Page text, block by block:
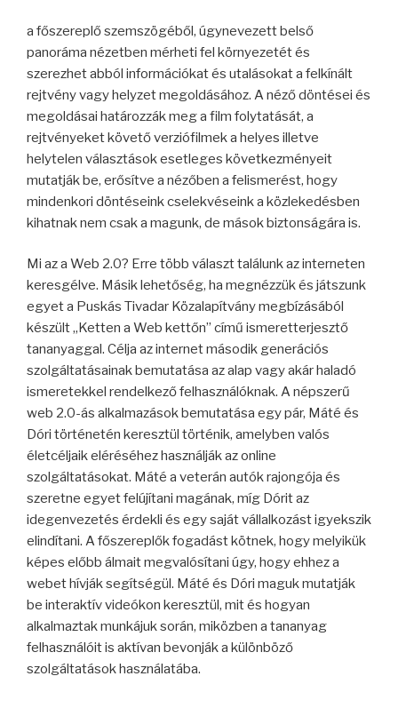
a főszereplő szemszögéből, úgynevezett belső
panoráma nézetben mérheti fel környezetét és
szerezhet abból információkat és utalásokat a felkínált
rejtvény vagy helyzet megoldásához. A néző döntései és
megoldásai határozzák meg a film folytatását, a
rejtvényeket követő verziófilmek a helyes illetve
helytelen választások esetleges következményeit
mutatják be, erősítve a nézőben a felismerést, hogy
mindenkori döntéseink cselekvéseink a közlekedésben
kihatnak nem csak a magunk, de mások biztonságára is.
Mi az a Web 2.0? Erre több választ találunk az interneten
keresgélve. Másik lehetőség, ha megnézzük és játszunk
egyet a Puskás Tivadar Közalapítvány megbízásából
készült „Ketten a Web kettőn” című ismeretterjesztő
tananyaggal. Célja az internet második generációs
szolgáltatásainak bemutatása az alap vagy akár haladó
ismeretekkel rendelkező felhasználóknak. A népszerű
web 2.0-ás alkalmazások bemutatása egy pár, Máté és
Dóri történetén keresztül történik, amelyben valós
életcéljaik eléréséhez használják az online
szolgáltatásokat. Máté a veterán autók rajongója és
szeretne egyet felújítani magának, míg Dórit az
idegenvezetés érdekli és egy saját vállalkozást igyekszik
elindítani. A főszereplők fogadást kötnek, hogy melyikük
képes előbb álmait megvalósítani úgy, hogy ehhez a
webet hívják segítségül. Máté és Dóri maguk mutatják
be interaktív videókon keresztül, mit és hogyan
alkalmaztak munkájuk során, miközben a tananyag
felhasználóit is aktívan bevonják a különböző
szolgáltatások használatába.